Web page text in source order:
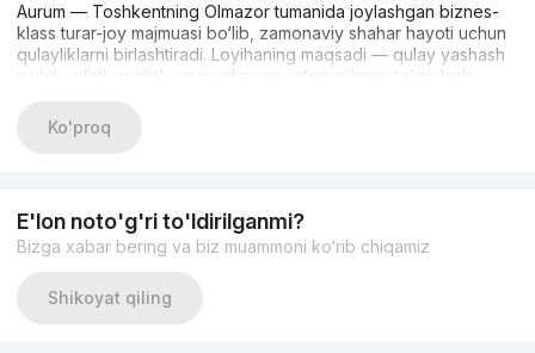
Aurum — Toshkentning Olmazor tumanida joylashgan biznes-
klass turar-joy majmuasi bo‘lib, zamonaviy shahar hayoti uchun
qulayliklarni birlashtiradi. Loyihaning maqsadi — qulay yashash
muhiti, sifatli qurilish va rivojlangan infratuzilmani ta’minlash.
darajadagi xizmatlarga ega.
Aurumda 1, 2 va 3 xonali turar-joylar taklif etiladi. Maydonlari
taxminan 43 m² dan 75 m² gacha bo‘lib, keng va yorug‘ interyer
yaratishga imkon beradi. Uylar 12 qavatli bloklardan iborat,
monolit konstruksiya va sifatli materiallar qo‘llanilgan — issiqlik,
Ko'proq
E'lon noto'g'ri to'ldirilganmi?
Bizga xabar bering va biz muammoni ko‘rib chiqamiz
Shikoyat qiling